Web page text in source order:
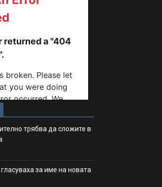
трябва да сложите в
за име на новата